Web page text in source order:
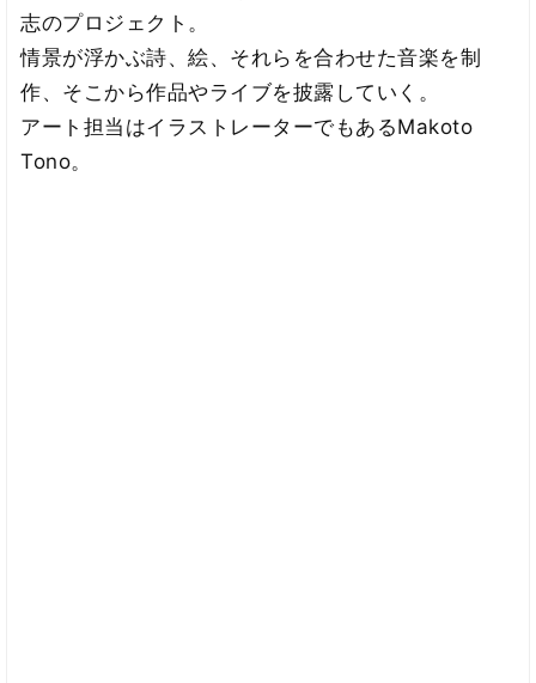
志のプロジェクト。
情景が浮かぶ詩、絵、それらを合わせた音楽を制
作、そこから作品やライブを披露していく。
アート担当はイラストレーターでもあるMakoto
Tono。